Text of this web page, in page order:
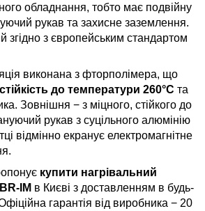
обладнання, тобто має подвійну
рукав та захисне заземлення.
згідно з європейським стандартом
виконана з фторполімера, що
до температури 260°C та
Зовнішня − з міцного, стійкого до
рукав з суцільного алюмінію
відмінно екранує електромагнітне
купити нагрівальний
IM в Києві з доставленням в будь-
гарантія від виробника − 20